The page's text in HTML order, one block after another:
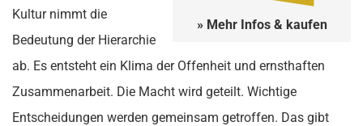
» Mehr Infos & kaufen
Kultur nimmt die
Bedeutung der Hierarchie
ab. Es entsteht ein Klima der Offenheit und ernsthaften
Zusammenarbeit. Die Macht wird geteilt. Wichtige
Entscheidungen werden gemeinsam getroffen. Das gibt